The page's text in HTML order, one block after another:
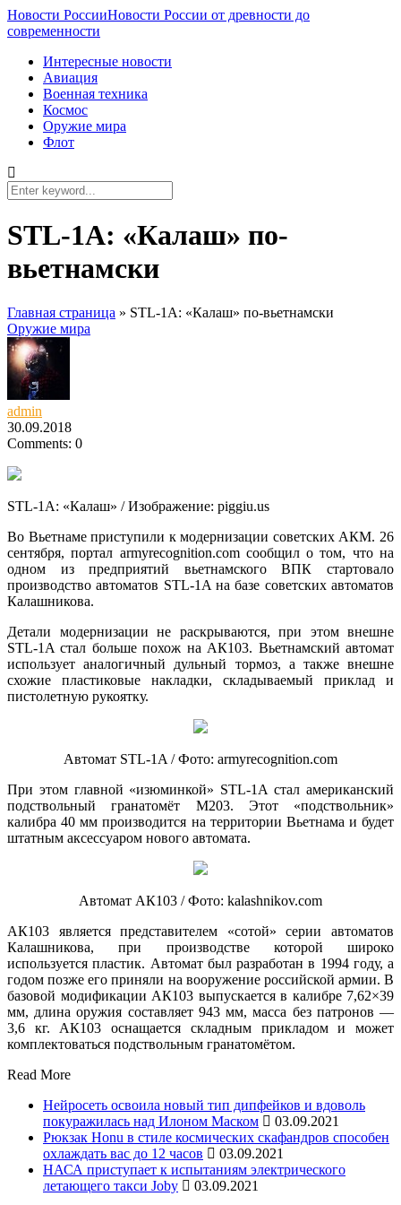
Новости РоссииНовости России от древности до
современности
Интересные новости
Авиация
Военная техника
Космос
Оружие мира
Флот
STL-1A: «Калаш» по-
вьетнамски
Главная страница » STL-1A: «Калаш» по-вьетнамски
Оружие мира
admin
30.09.2018
Comments: 0
STL-1A: «Калаш» / Изображение: piggiu.us
Во Вьетнаме приступили к модернизации советских АКМ. 26
сентября, портал armyrecognition.com сообщил о том, что на
одном из предприятий вьетнамского ВПК стартовало
производство автоматов STL-1A на базе советских автоматов
Калашникова.
Детали модернизации не раскрываются, при этом внешне
STL-1A стал больше похож на АК103. Вьетнамский автомат
использует аналогичный дульный тормоз, а также внешне
схожие пластиковые накладки, складываемый приклад и
пистолетную рукоятку.
Автомат STL-1A / Фото: armyrecognition.com
При этом главной «изюминкой» STL-1A стал американский
подствольный гранатомёт M203. Этот «подствольник»
калибра 40 мм производится на территории Вьетнама и будет
штатным аксессуаром нового автомата.
Автомат АК103 / Фото: kalashnikov.com
АК103 является представителем «сотой» серии автоматов
Калашникова, при производстве которой широко
используется пластик. Автомат был разработан в 1994 году, а
годом позже его приняли на вооружение российской армии. В
базовой модификации АК103 выпускается в калибре 7,62×39
мм, длина оружия составляет 943 мм, масса без патронов —
3,6 кг. АК103 оснащается складным прикладом и может
комплектоваться подствольным гранатомётом.
Read More
Нейросеть освоила новый тип дипфейков и вдоволь
покуражилась над Илоном Маском
03.09.2021
Рюкзак Honu в стиле космических скафандров способен
охлаждать вас до 12 часов
03.09.2021
НАСА приступает к испытаниям электрического
летающего такси Joby
03.09.2021